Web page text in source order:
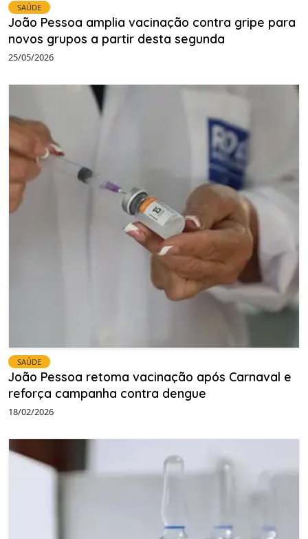
SAÚDE
João Pessoa amplia vacinação contra gripe para
novos grupos a partir desta segunda
25/05/2026
SAÚDE
João Pessoa retoma vacinação após Carnaval e
reforça campanha contra dengue
18/02/2026